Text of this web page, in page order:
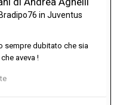
Bradipo76 in Juventus
sempre dubitato che sia
aveva !